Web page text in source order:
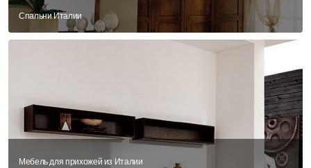
Спальни Италии
Мебель для прихожей из Италии